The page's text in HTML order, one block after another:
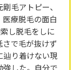
毛アトピー、
療脱毛の面白
し脱毛をしに
で毛が抜けず
り着けない現
した。自分で